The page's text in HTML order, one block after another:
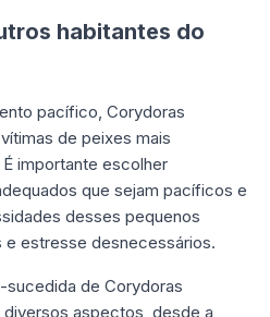
habitantes do
pacífico, Corydoras
de peixes mais
importante escolher
que sejam pacíficos e
desses pequenos
estresse desnecessários.
sucedida de Corydoras
aspectos, desde a